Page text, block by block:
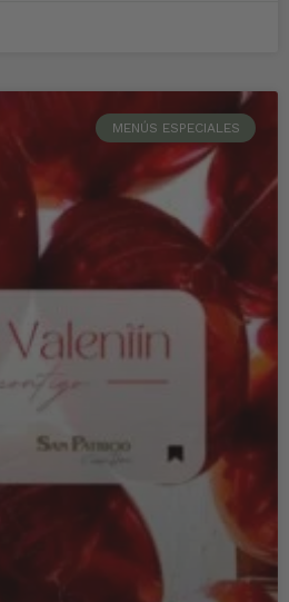
MENÚS ESPECIALES